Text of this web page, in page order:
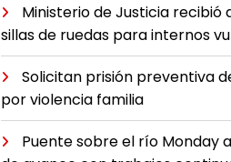
Ministerio de Justicia recibió
sillas de ruedas para internos
Solicitan prisión preventiva
por violencia familia
Puente sobre el río Monday